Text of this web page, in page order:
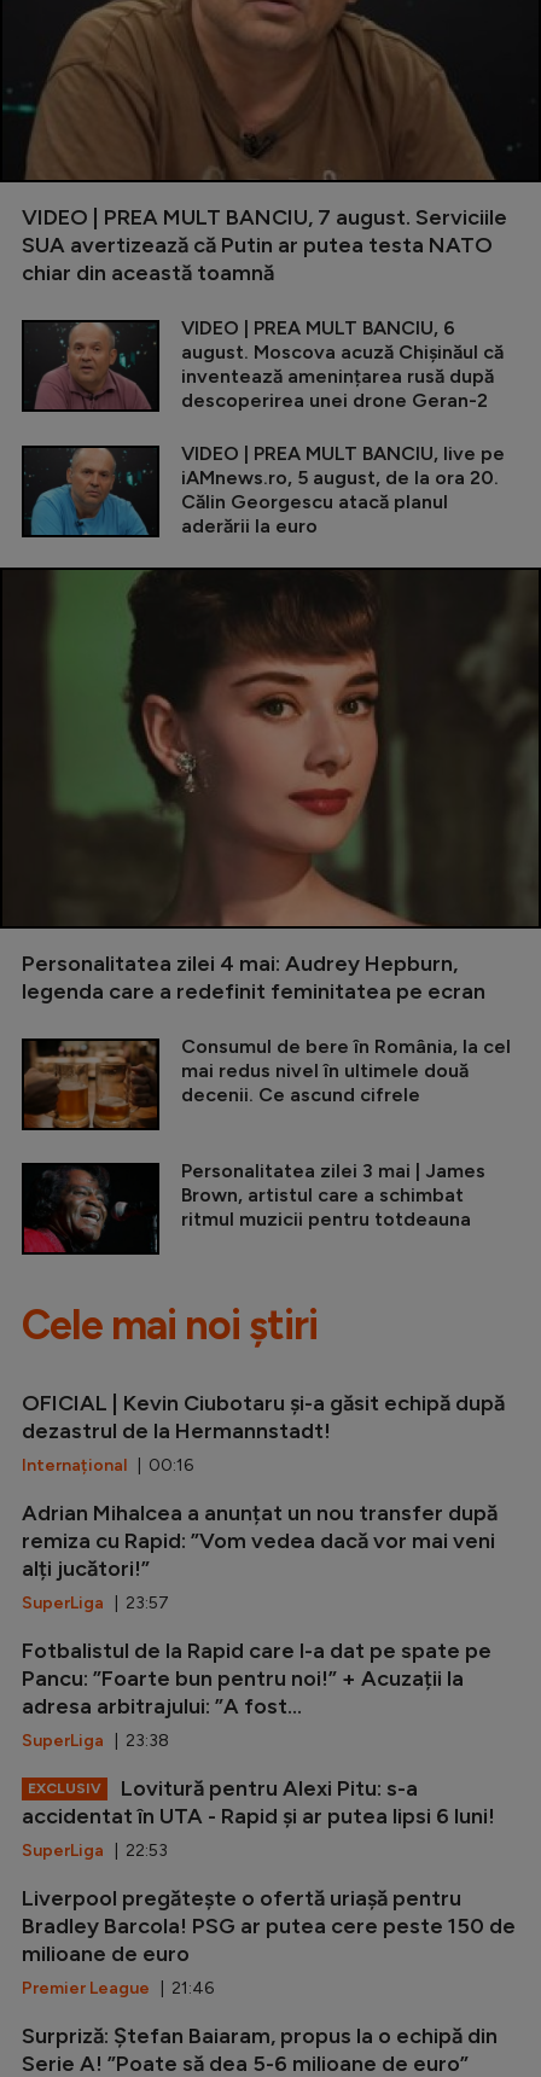
VIDEO | PREA MULT BANCIU, 7 august. Serviciile
SUA avertizează că Putin ar putea testa NATO
chiar din această toamnă
VIDEO | PREA MULT BANCIU, 6
august. Moscova acuză Chișinăul că
inventează amenințarea rusă după
descoperirea unei drone Geran-2
VIDEO | PREA MULT BANCIU, live pe
iAMnews.ro, 5 august, de la ora 20.
Călin Georgescu atacă planul
aderării la euro
Personalitatea zilei 4 mai: Audrey Hepburn,
legenda care a redefinit feminitatea pe ecran
Consumul de bere în România, la cel
mai redus nivel în ultimele două
decenii. Ce ascund cifrele
Personalitatea zilei 3 mai | James
Brown, artistul care a schimbat
ritmul muzicii pentru totdeauna
Cele mai noi știri
OFICIAL | Kevin Ciubotaru și-a găsit echipă după
dezastrul de la Hermannstadt!
Internațional | 00:16
Adrian Mihalcea a anunțat un nou transfer după
remiza cu Rapid: ”Vom vedea dacă vor mai veni
alți jucători!”
SuperLiga | 23:57
Fotbalistul de la Rapid care l-a dat pe spate pe
Pancu: ”Foarte bun pentru noi!” + Acuzații la
adresa arbitrajului: ”A fost...
SuperLiga | 23:38
EXCLUSIV
Lovitură pentru Alexi Pitu: s-a
accidentat în UTA - Rapid și ar putea lipsi 6 luni!
SuperLiga | 22:53
Liverpool pregătește o ofertă uriașă pentru
Bradley Barcola! PSG ar putea cere peste 150 de
milioane de euro
Premier League | 21:46
Surpriză: Ștefan Baiaram, propus la o echipă din
Serie A! ”Poate să dea 5-6 milioane de euro”